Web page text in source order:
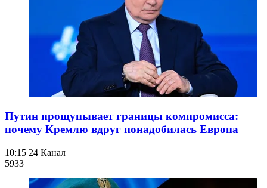
Путин прощупывает границы компромисса:
почему Кремлю вдруг понадобилась Европа
10:15 24 Канал
5933